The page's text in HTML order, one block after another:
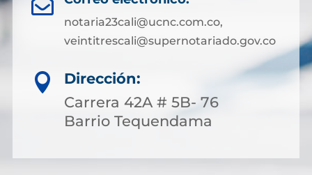
notaria23cali@ucnc.com.co,
veintitrescali@supernotariado.gov.co

Dirección:
Carrera 42A # 5B- 76
Barrio Tequendama